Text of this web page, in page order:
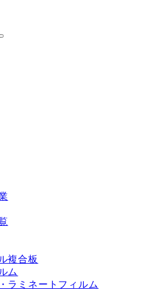
複合板
ム
ラミネートフィルム